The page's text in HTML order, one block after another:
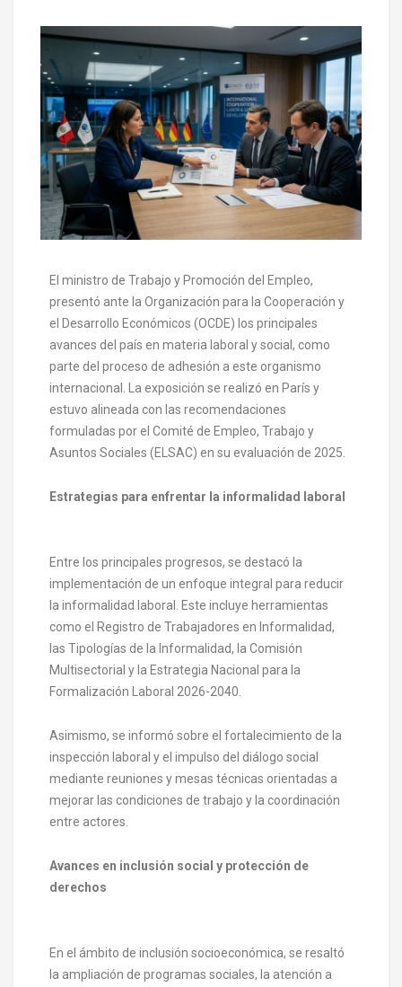
El ministro de Trabajo y Promoción del Empleo,
presentó ante la Organización para la Cooperación y
el Desarrollo Económicos (OCDE) los principales
avances del país en materia laboral y social, como
parte del proceso de adhesión a este organismo
internacional. La exposición se realizó en París y
estuvo alineada con las recomendaciones
formuladas por el Comité de Empleo, Trabajo y
Asuntos Sociales (ELSAC) en su evaluación de 2025.
Estrategias para enfrentar la informalidad laboral
Entre los principales progresos, se destacó la
implementación de un enfoque integral para reducir
la informalidad laboral. Este incluye herramientas
como el Registro de Trabajadores en Informalidad,
las Tipologías de la Informalidad, la Comisión
Multisectorial y la Estrategia Nacional para la
Formalización Laboral 2026-2040.
Asimismo, se informó sobre el fortalecimiento de la
inspección laboral y el impulso del diálogo social
mediante reuniones y mesas técnicas orientadas a
mejorar las condiciones de trabajo y la coordinación
entre actores.
Avances en inclusión social y protección de
derechos
En el ámbito de inclusión socioeconómica, se resaltó
la ampliación de programas sociales, la atención a